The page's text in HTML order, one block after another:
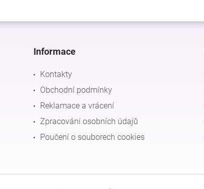
Informace
Kontakty
Obchodní podmínky
Reklamace a vrácení
Zpracování osobních údajů
Poučení o souborech cookies